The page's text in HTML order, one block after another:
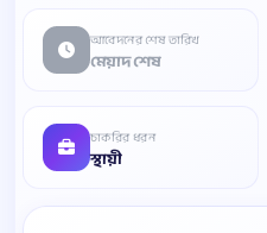
আবেদনের শেষ তারিখ
মেয়াদ শেষ
চাকরির ধরন
স্থায়ী